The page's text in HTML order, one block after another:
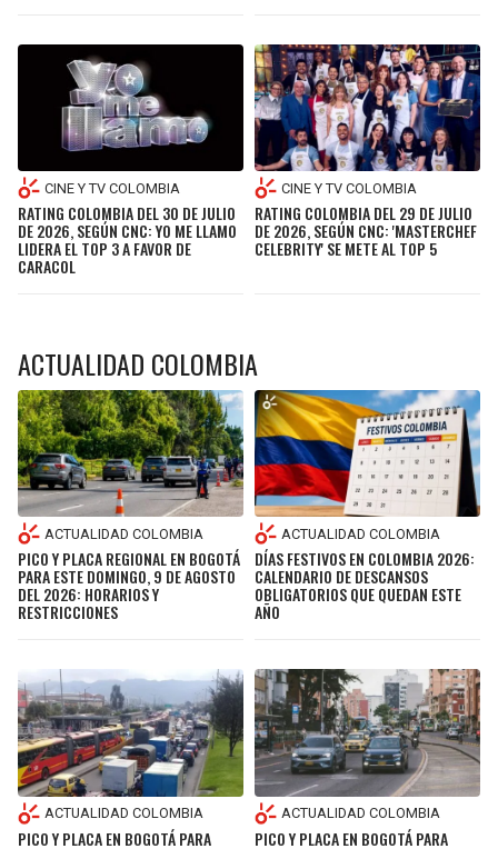
CINE Y TV COLOMBIA
RATING COLOMBIA DEL 30 DE JULIO
DE 2026, SEGÚN CNC: YO ME LLAMO
LIDERA EL TOP 3 A FAVOR DE
CARACOL
CINE Y TV COLOMBIA
RATING COLOMBIA DEL 29 DE JULIO
DE 2026, SEGÚN CNC: 'MASTERCHEF
CELEBRITY' SE METE AL TOP 5
ACTUALIDAD COLOMBIA
ACTUALIDAD COLOMBIA
PICO Y PLACA REGIONAL EN BOGOTÁ
PARA ESTE DOMINGO, 9 DE AGOSTO
DEL 2026: HORARIOS Y
RESTRICCIONES
ACTUALIDAD COLOMBIA
DÍAS FESTIVOS EN COLOMBIA 2026:
CALENDARIO DE DESCANSOS
OBLIGATORIOS QUE QUEDAN ESTE
AÑO
ACTUALIDAD COLOMBIA
PICO Y PLACA EN BOGOTÁ PARA
ACTUALIDAD COLOMBIA
PICO Y PLACA EN BOGOTÁ PARA